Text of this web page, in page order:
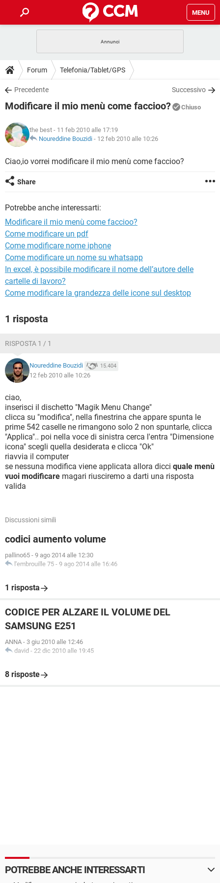
MENU
INTRATTENIMENTO ANDROID
iOS
INSTAGRAM WHATSAPP
TIKTOK
HARDWARE
GUIDE
COVID-19 GAMING
INSTAGRAM WHATSAPP
TIKTOK
HARDWARE
DOWNLOAD
COVID-19 GAMING
INTRATTENIMENTO
iOS WINDOWS 10
INSTAGRAM WHATSAPP
COVID-19 GAMING
INTRATTENIMENTO
iOS WINDOWS 10
INSTAGRAM
GLOSSARIO
COVID-19 GAMING
INSTAGRAM
TIKTOK FACEBOOK
Forum Telefonia/Tablet/GPS
Precedente Successivo
Modificare il mio menù come faccioo? Chiuso
the best - 11 feb 2010 alle 17:19
Noureddine Bouzidi - 12 feb 2010 alle 10:26
Ciao,io vorrei modificare il mio menù come faccioo?
Share
Potrebbe anche interessarti:
Modificare il mio menù come faccioo?
Come modificare un pdf
Come modificare nome iphone
Come modificare un nome su whatsapp
In excel, è possibile modificare il nome dell’autore delle
cartelle di lavoro?
Come modificare la grandezza delle icone sul desktop
1 risposta
RISPOSTA 1 / 1
Noureddine Bouzidi 15.404
12 feb 2010 alle 10:26
ciao,
inserisci il dischetto "Magik Menu Change"
clicca su "modifica", nella finestrina che appare spunta le
prime 542 caselle ne rimangono solo 2 non spuntarle, clicca
"Applica".. poi nella voce di sinistra cerca l'entra "Dimensione
icona" scegli quella desiderata e clicca "Ok"
riavvia il computer
se nessuna modifica viene applicata allora dicci quale menù
vuoi modificare magari riusciremo a darti una risposta
valida
Discussioni simili
codici aumento volume
pallino65 - 9 ago 2014 alle 12:30
l'embrouille 75 - 9 ago 2014 alle 16:46
1 risposta
CODICE PER ALZARE IL VOLUME DEL
SAMSUNG E251
ANNA - 3 giu 2010 alle 12:46
david - 22 dic 2010 alle 19:45
8 risposte
POTREBBE ANCHE INTERESSARTI